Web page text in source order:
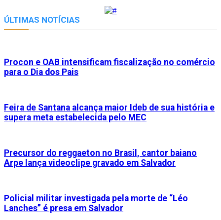
Link
ÚLTIMAS NOTÍCIAS
Procon e OAB intensificam fiscalização no comércio
para o Dia dos Pais
Feira de Santana alcança maior Ideb de sua história e
supera meta estabelecida pelo MEC
Precursor do reggaeton no Brasil, cantor baiano
Arpe lança videoclipe gravado em Salvador
Policial militar investigada pela morte de “Léo
Lanches” é presa em Salvador